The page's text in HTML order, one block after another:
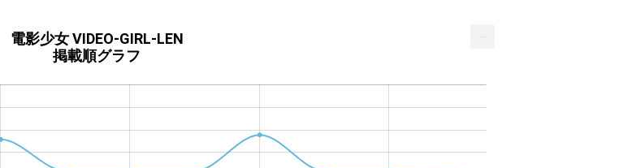
電影少女 VIDEO-GIRL-LEN
掲載順グラフ
...